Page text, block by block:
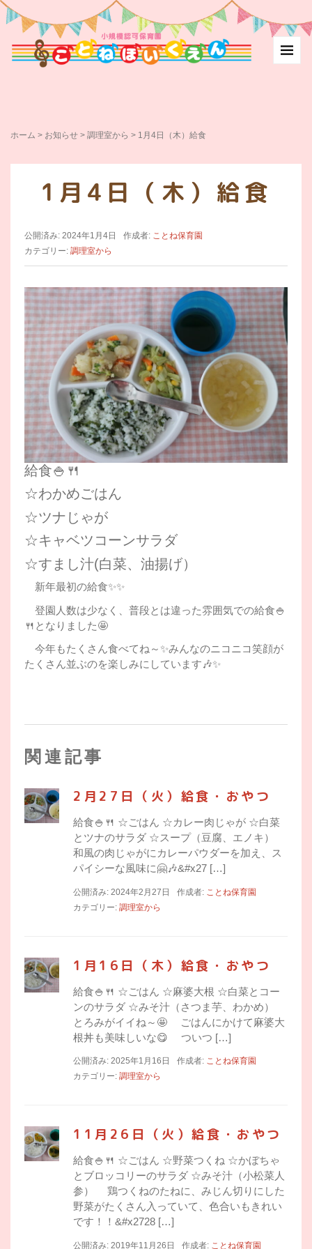
ホーム > お知らせ > 調理室から > 1月4日（木）給食
1月4日（木）給食
公開済み: 2024年1月4日 作成者: ことね保育園
カテゴリー: 調理室から
給食🍚🍴
☆わかめごはん
☆ツナじゃが
☆キャベツコーンサラダ
☆すまし汁(白菜、油揚げ）
新年最初の給食✨✨
登園人数は少なく、普段とは違った雰囲気での給食🍚
🍴となりました🤩
今年もたくさん食べてね～✨みんなのニコニコ笑顔が
たくさん並ぶのを楽しみにしています🎶✨
関連記事
2月27日（火）給食・おやつ
給食🍚🍴 ☆ごはん ☆カレー肉じゃが ☆白菜
とツナのサラダ ☆スープ（豆腐、エノキ）
和風の肉じゃがにカレーパウダーを加え、ス
パイシーな風味に🤗🎶&#x27 […]
公開済み: 2024年2月27日 作成者: ことね保育園
カテゴリー: 調理室から
1月16日（木）給食・おやつ
給食🍚🍴 ☆ごはん ☆麻婆大根 ☆白菜とコー
ンのサラダ ☆みそ汁（さつま芋、わかめ）
とろみがイイね～🤩 ごはんにかけて麻婆大
根丼も美味しいな😋 ついつ […]
公開済み: 2025年1月16日 作成者: ことね保育園
カテゴリー: 調理室から
11月26日（火）給食・おやつ
給食🍚🍴 ☆ごはん ☆野菜つくね ☆かぼちゃ
とブロッコリーのサラダ ☆みそ汁（小松菜人
参） 鶏つくねのたねに、みじん切りにした
野菜がたくさん入っていて、色合いもきれい
です！！&#x2728 […]
公開済み: 2019年11月26日 作成者: ことね保育園